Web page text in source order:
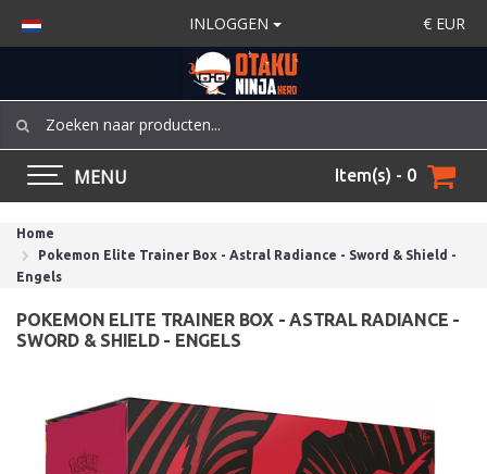
INLOGGEN € EUR
MENU Item(s) - 0
Home
Pokemon Elite Trainer Box - Astral Radiance - Sword & Shield -
Engels
POKEMON ELITE TRAINER BOX - ASTRAL RADIANCE -
SWORD & SHIELD - ENGELS